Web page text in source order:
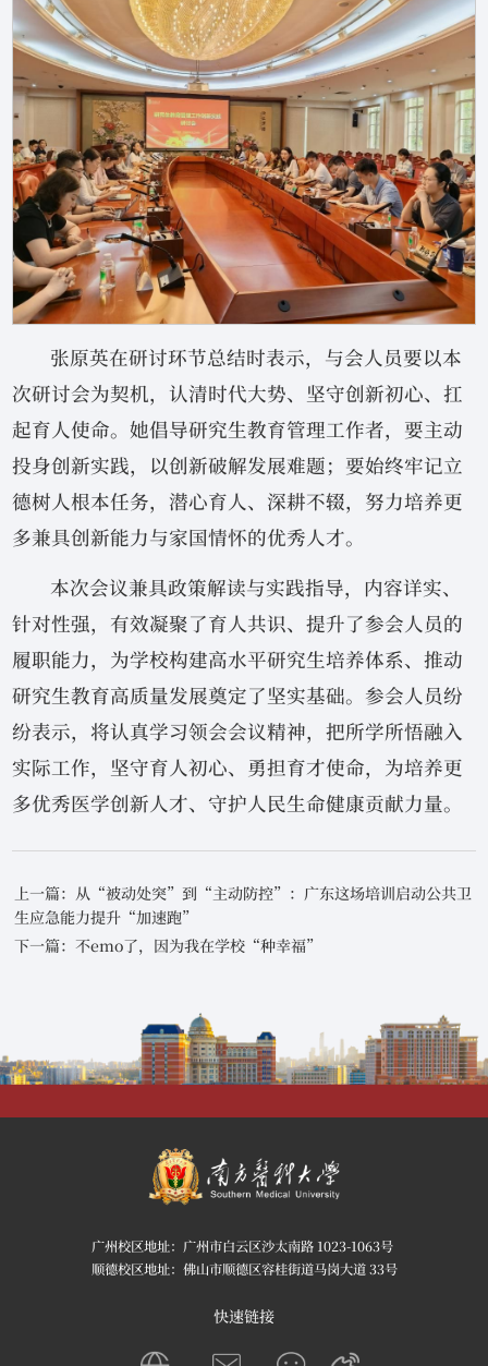
张原英在研讨环节总结时表示，与会人员要以本
次研讨会为契机，认清时代大势、坚守创新初心、扛
起育人使命。她倡导研究生教育管理工作者，要主动
投身创新实践，以创新破解发展难题；要始终牢记立
德树人根本任务，潜心育人、深耕不辍，努力培养更
多兼具创新能力与家国情怀的优秀人才。
本次会议兼具政策解读与实践指导，内容详实、
针对性强，有效凝聚了育人共识、提升了参会人员的
履职能力，为学校构建高水平研究生培养体系、推动
研究生教育高质量发展奠定了坚实基础。参会人员纷
纷表示，将认真学习领会会议精神，把所学所悟融入
实际工作，坚守育人初心、勇担育才使命，为培养更
多优秀医学创新人才、守护人民生命健康贡献力量。
上一篇：从“被动处突”到“主动防控”：广东这场培训启动公共卫
生应急能力提升“加速跑”
下一篇：不emo了，因为我在学校“种幸福”
广州校区地址：广州市白云区沙太南路 1023-1063号
顺德校区地址：佛山市顺德区容桂街道马岗大道 33号
快速链接